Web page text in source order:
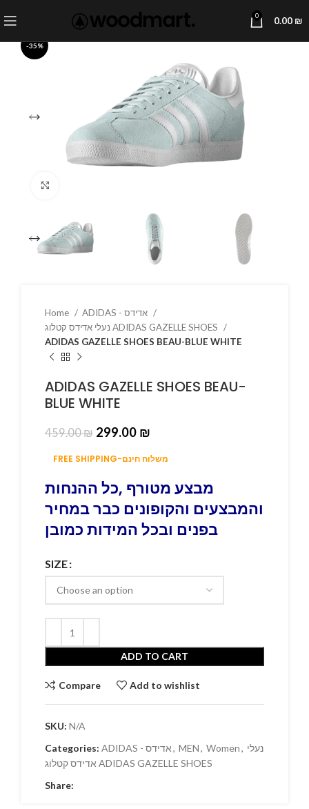
0 0.00 ₪
-35%
Home
נעלי אדידס קטלוג ADIDAS GAZELLE SHOES
ADIDAS GAZELLE SHOES BEAU-BLUE WHITE
ADIDAS GAZELLE SHOES BEAU-
BLUE WHITE
459.00₪ 299.00 ₪
FREE SHIPPING-משלוח חינם
מבצע מטורף ,כל ההנחות
והמבצעים והקופונים כבר במחיר
בפנים ובכל המידות כמובן
SIZE
ADD TO CART
Compare Add to wishlist
SKU: N/A
Categories:
ADIDAS - אדידס, MEN, Women, נעלי
אדידס קטלוג ADIDAS GAZELLE SHOES
Share: